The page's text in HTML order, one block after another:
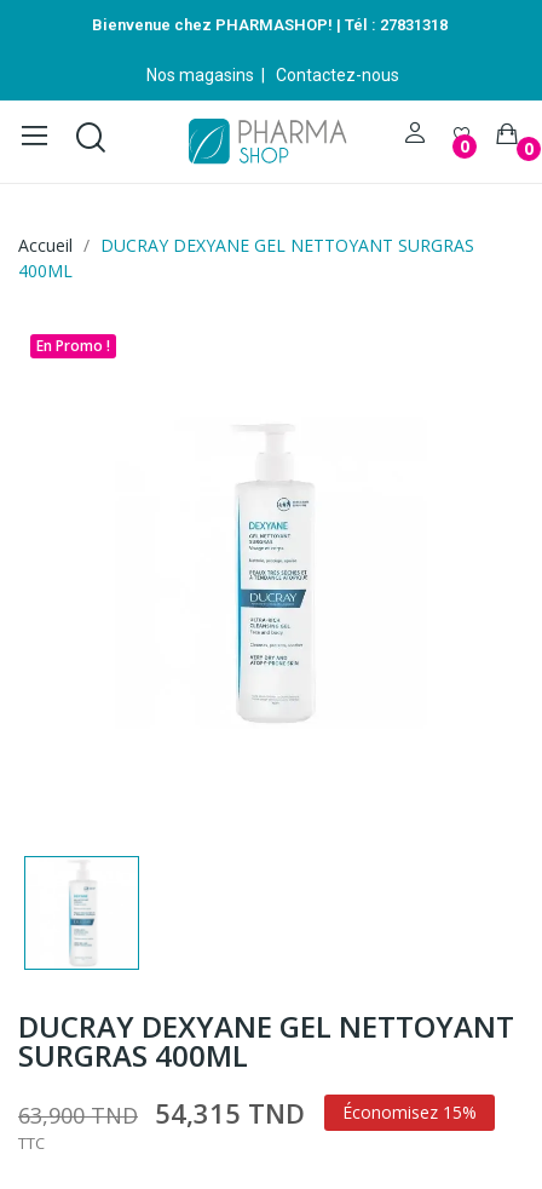
Bienvenue chez PHARMASHOP! | Tél : 27831318
Nos magasins Contactez-nous
0 0
Accueil
DUCRAY DEXYANE GEL NETTOYANT SURGRAS
400ML
En Promo !
DUCRAY DEXYANE GEL NETTOYANT
SURGRAS 400ML
63,900 TND 54,315 TND Économisez 15%
TTC